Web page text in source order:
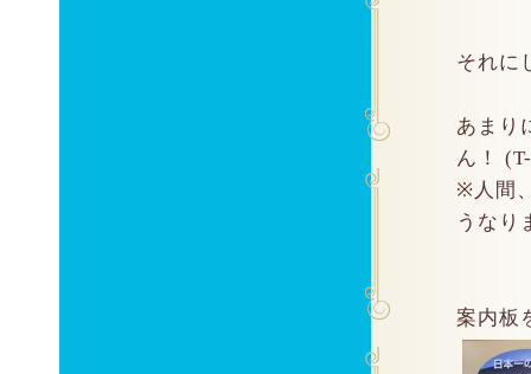
それに
あまり
ん！
※人間
うなり
案内